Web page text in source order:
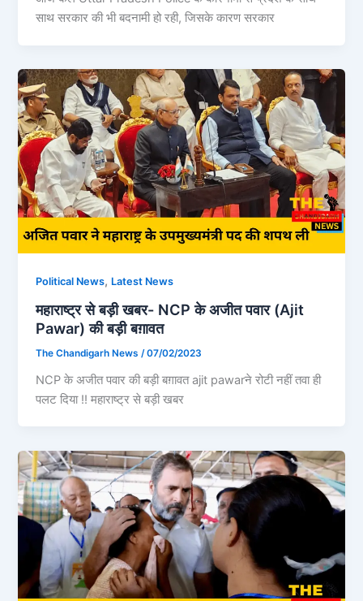
साथ सरकार की भी बदनामी हो रही, जिसके कारण सरकार
Political News, Latest News
महाराष्ट्र से बड़ी खबर- NCP के अजीत पवार (Ajit
Pawar) की बड़ी बग़ावत
The Chandigarh News /07/02/2023
NCP के अजीत पवार की बड़ी बग़ावत ajit pawarने रोटी नहीं तवा ही
पलट दिया !! महाराष्ट्र से बड़ी खबर